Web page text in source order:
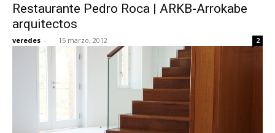
Restaurante Pedro Roca | ARKB-Arrokabe
arquitectos
veredes - 15 marzo, 2012 2